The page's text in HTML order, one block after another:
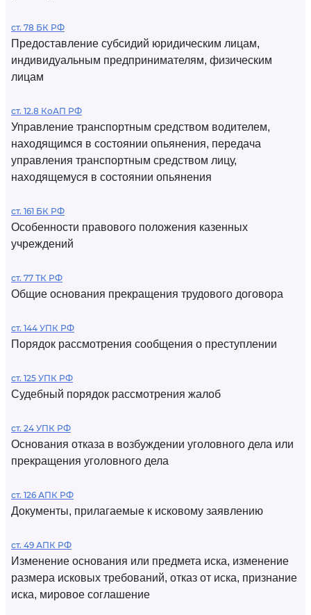
ст. 78 БК РФ
Предоставление субсидий юридическим лицам,
индивидуальным предпринимателям, физическим
лицам
ст. 12.8 КоАП РФ
Управление транспортным средством водителем,
находящимся в состоянии опьянения, передача
управления транспортным средством лицу,
находящемуся в состоянии опьянения
ст. 161 БК РФ
Особенности правового положения казенных
учреждений
ст. 77 ТК РФ
Общие основания прекращения трудового договора
ст. 144 УПК РФ
Порядок рассмотрения сообщения о преступлении
ст. 125 УПК РФ
Судебный порядок рассмотрения жалоб
ст. 24 УПК РФ
Основания отказа в возбуждении уголовного дела или
прекращения уголовного дела
ст. 126 АПК РФ
Документы, прилагаемые к исковому заявлению
ст. 49 АПК РФ
Изменение основания или предмета иска, изменение
размера исковых требований, отказ от иска, признание
иска, мировое соглашение